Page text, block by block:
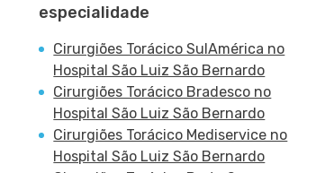
especialidade
Cirurgiões Torácico SulAmérica no
Hospital São Luiz São Bernardo
Cirurgiões Torácico Bradesco no
Hospital São Luiz São Bernardo
Cirurgiões Torácico Mediservice no
Hospital São Luiz São Bernardo